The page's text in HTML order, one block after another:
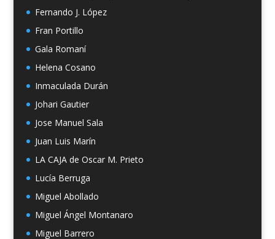
Fernando J. López
Fran Portillo
Gala Romaní
Helena Cosano
Inmaculada Durán
Johari Gautier
Jose Manuel Sala
Juan Luis Marín
LA CAJA de Oscar M. Prieto
Lucía Berruga
Miguel Abollado
Miguel Ángel Montanaro
Miguel Barrero